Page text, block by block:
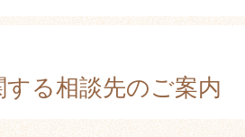
る相談先のご案内